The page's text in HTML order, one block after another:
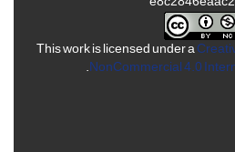
This work is licensed under a
NonCommercial 4.0
.